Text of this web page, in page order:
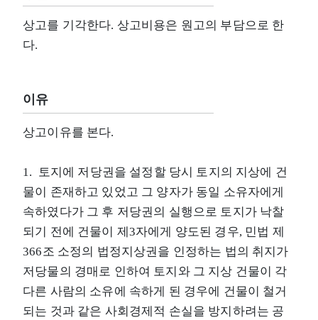
상고를 기각한다. 상고비용은 원고의 부담으로 한
다.
이유
상고이유를 본다.
1. 토지에 저당권을 설정할 당시 토지의 지상에 건
물이 존재하고 있었고 그 양자가 동일 소유자에게
속하였다가 그 후 저당권의 실행으로 토지가 낙찰
되기 전에 건물이 제3자에게 양도된 경우, 민법 제
366조 소정의 법정지상권을 인정하는 법의 취지가
저당물의 경매로 인하여 토지와 그 지상 건물이 각
다른 사람의 소유에 속하게 된 경우에 건물이 철거
되는 것과 같은 사회경제적 손실을 방지하려는 공